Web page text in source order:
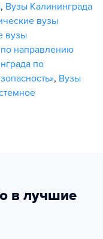
, Вузы Калининграда
вузы
вузы
направлению
по
, Вузы
в лучшие